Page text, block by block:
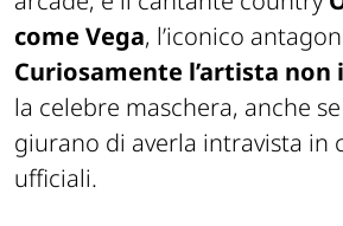
come Vega, l’iconico
Curiosamente l’artista non
la celebre maschera, anche
giurano di averla intravista in
ufficiali.